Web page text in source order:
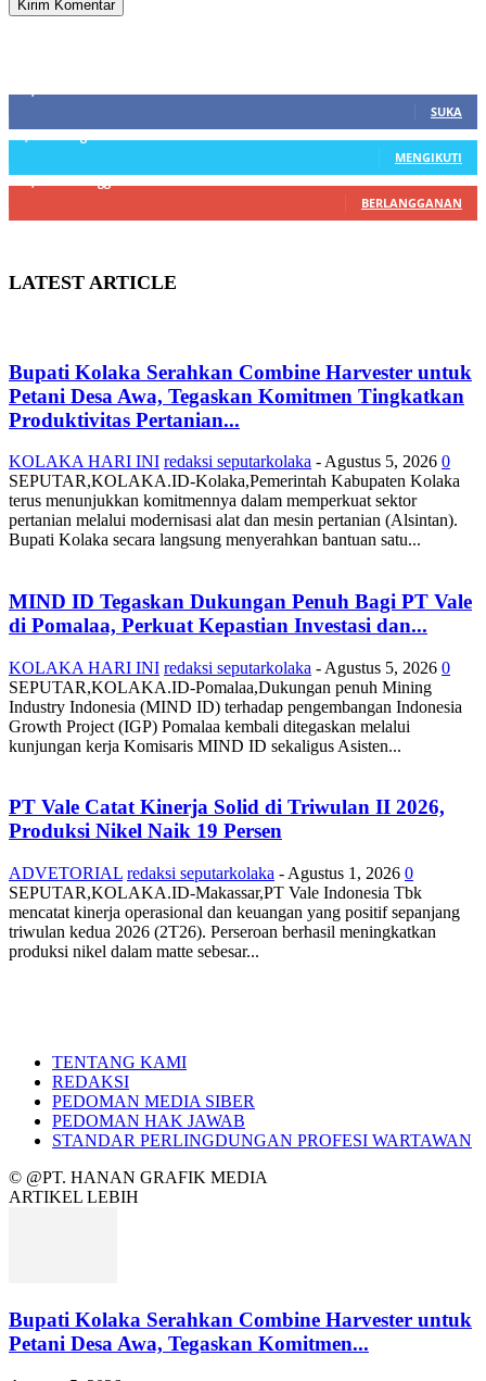
SUKA
MENGIKUTI
BERLANGGANAN
LATEST ARTICLE
Bupati Kolaka Serahkan Combine Harvester untuk
Petani Desa Awa, Tegaskan Komitmen Tingkatkan
Produktivitas Pertanian...
KOLAKA HARI INI redaksi seputarkolaka - Agustus 5, 2026 0
SEPUTAR,KOLAKA.ID-Kolaka,Pemerintah Kabupaten Kolaka
terus menunjukkan komitmennya dalam memperkuat sektor
pertanian melalui modernisasi alat dan mesin pertanian (Alsintan).
Bupati Kolaka secara langsung menyerahkan bantuan satu...
MIND ID Tegaskan Dukungan Penuh Bagi PT Vale
di Pomalaa, Perkuat Kepastian Investasi dan...
KOLAKA HARI INI redaksi seputarkolaka - Agustus 5, 2026 0
SEPUTAR,KOLAKA.ID-Pomalaa,Dukungan penuh Mining
Industry Indonesia (MIND ID) terhadap pengembangan Indonesia
Growth Project (IGP) Pomalaa kembali ditegaskan melalui
kunjungan kerja Komisaris MIND ID sekaligus Asisten...
PT Vale Catat Kinerja Solid di Triwulan II 2026,
Produksi Nikel Naik 19 Persen
ADVETORIAL redaksi seputarkolaka - Agustus 1, 2026 0
SEPUTAR,KOLAKA.ID-Makassar,PT Vale Indonesia Tbk
mencatat kinerja operasional dan keuangan yang positif sepanjang
triwulan kedua 2026 (2T26). Perseroan berhasil meningkatkan
produksi nikel dalam matte sebesar...
TENTANG KAMI
REDAKSI
PEDOMAN MEDIA SIBER
PEDOMAN HAK JAWAB
STANDAR PERLINGDUNGAN PROFESI WARTAWAN
© @PT. HANAN GRAFIK MEDIA
ARTIKEL LEBIH
Bupati Kolaka Serahkan Combine Harvester untuk
Petani Desa Awa, Tegaskan Komitmen...